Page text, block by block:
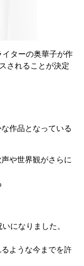
ターの奥華子が作
されることが決定
作品となっている
や世界観がさらに
になりました。
ような今までを許